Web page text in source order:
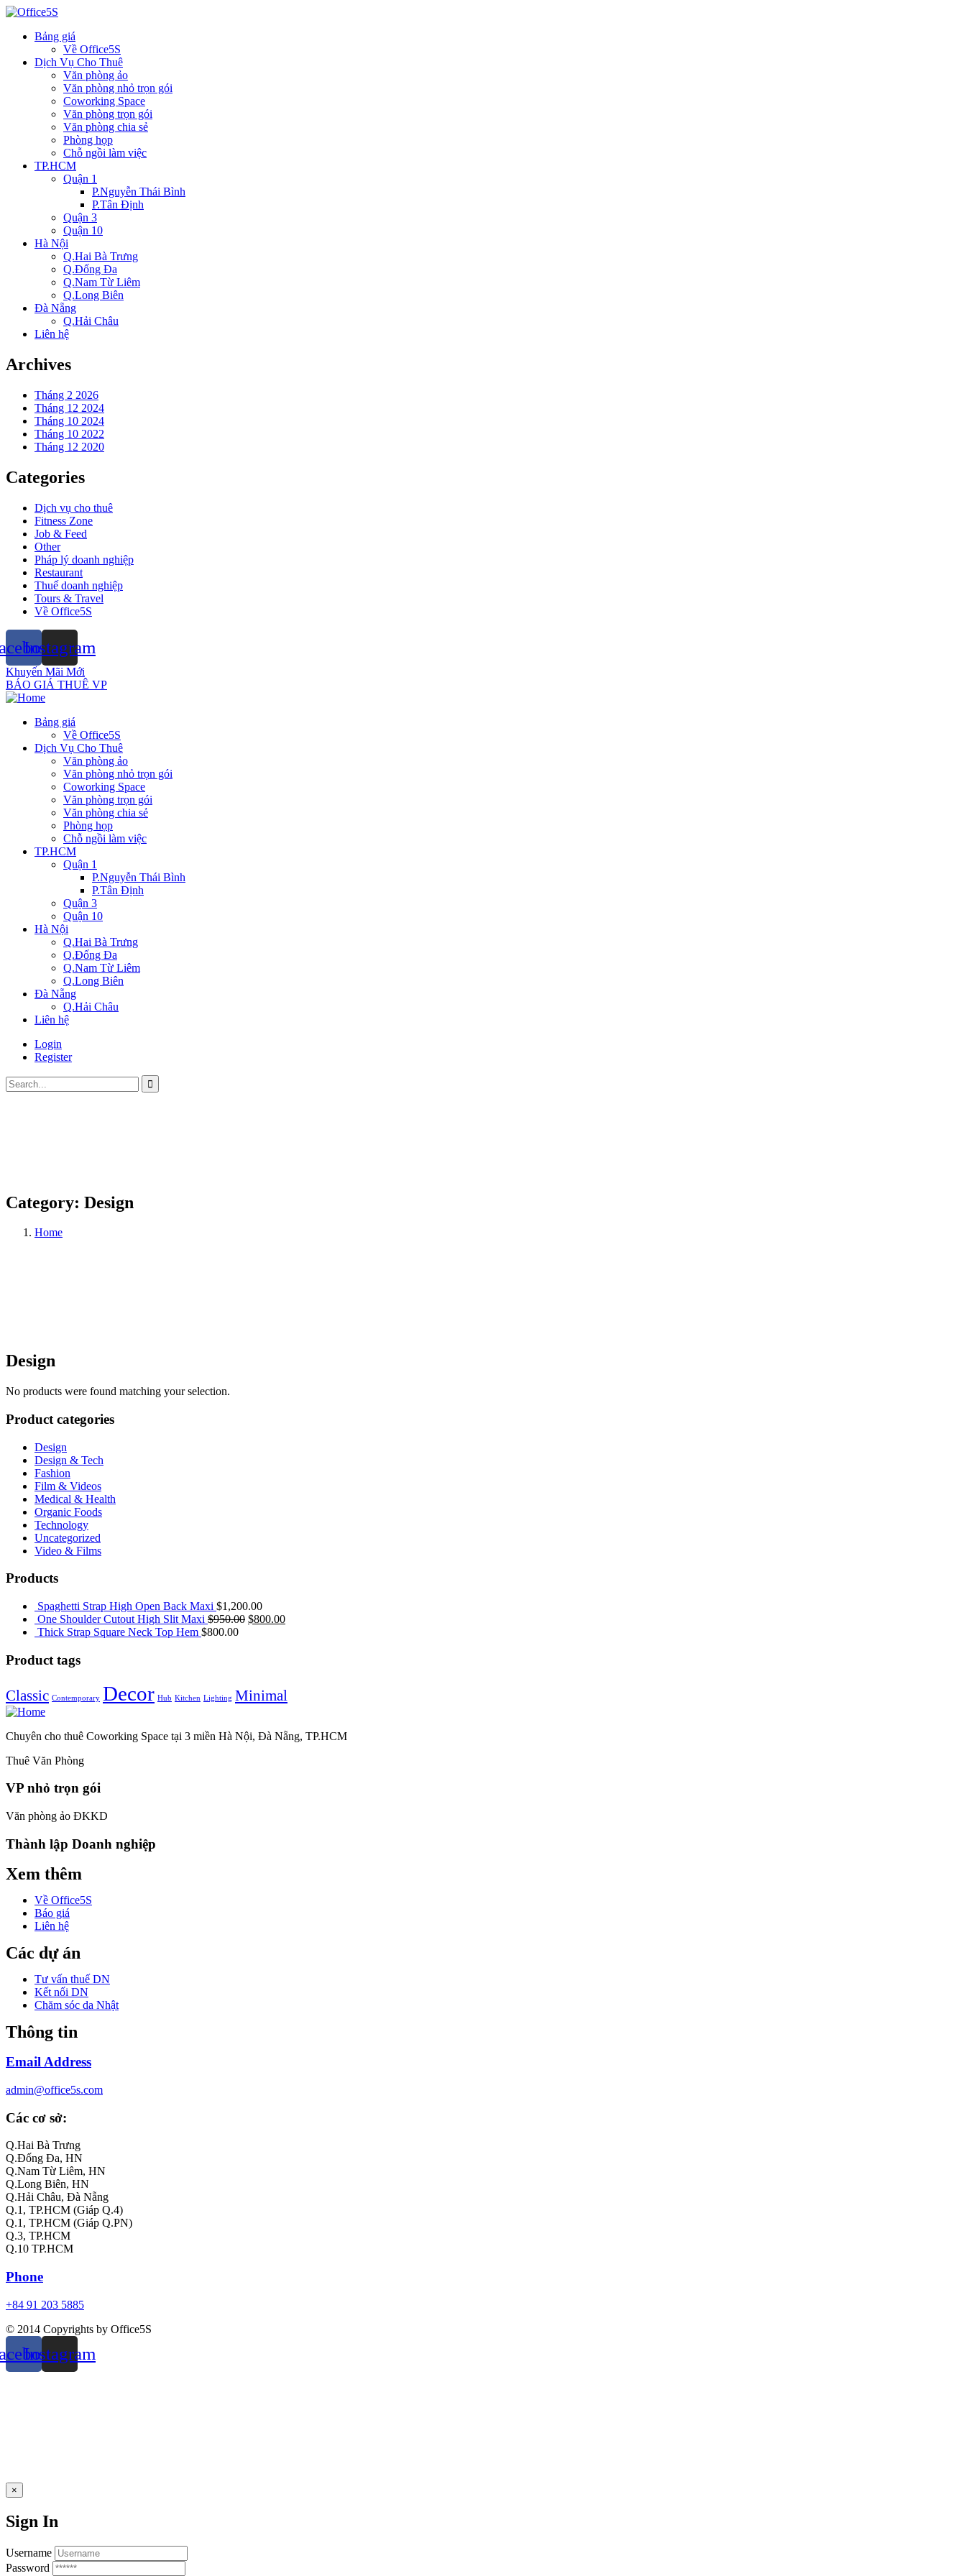
Bảng giá
Về Office5S
Dịch Vụ Cho Thuê
Văn phòng ảo
Văn phòng nhỏ trọn gói
Coworking Space
Văn phòng trọn gói
Văn phòng chia sẻ
Phòng họp
Chỗ ngồi làm việc
TP.HCM
Quận 1
P.Nguyễn Thái Bình
P.Tân Định
Quận 3
Quận 10
Hà Nội
Q.Hai Bà Trưng
Q.Đống Đa
Q.Nam Từ Liêm
Q.Long Biên
Đà Nẵng
Q.Hải Châu
Liên hệ
Archives
Tháng 2 2026
Tháng 12 2024
Tháng 10 2024
Tháng 10 2022
Tháng 12 2020
Categories
Dịch vụ cho thuê
Fitness Zone
Job & Feed
Other
Pháp lý doanh nghiệp
Restaurant
Thuế doanh nghiệp
Tours & Travel
Về Office5S
Instagram
Khuyến Mãi Mới
BÁO GIÁ THUÊ VP
Bảng giá
Về Office5S
Dịch Vụ Cho Thuê
Văn phòng ảo
Văn phòng nhỏ trọn gói
Coworking Space
Văn phòng trọn gói
Văn phòng chia sẻ
Phòng họp
Chỗ ngồi làm việc
TP.HCM
Quận 1
P.Nguyễn Thái Bình
P.Tân Định
Quận 3
Quận 10
Hà Nội
Q.Hai Bà Trưng
Q.Đống Đa
Q.Nam Từ Liêm
Q.Long Biên
Đà Nẵng
Q.Hải Châu
Liên hệ
Login
Register
Category: Design
Home
Design
No products were found matching your selection.
Product categories
Design
Design & Tech
Fashion
Film & Videos
Medical & Health
Organic Foods
Technology
Uncategorized
Video & Films
Products
Spaghetti Strap High Open Back Maxi $1,200.00
One Shoulder Cutout High Slit Maxi $950.00 $800.00
Thick Strap Square Neck Top Hem $800.00
Product tags
Classic Contemporary Decor Hub Kitchen Lighting Minimal
Chuyên cho thuê Coworking Space tại 3 miền Hà Nội, Đà Nẵng, TP.HCM
Thuê Văn Phòng
VP nhỏ trọn gói
Văn phòng ảo ĐKKD
Thành lập Doanh nghiệp
Xem thêm
Về Office5S
Báo giá
Liên hệ
Các dự án
Tư vấn thuế DN
Kết nối DN
Chăm sóc da Nhật
Thông tin
Email Address
admin@office5s.com
Các cơ sở:
Q.Hai Bà Trưng
Q.Đống Đa, HN
Q.Nam Từ Liêm, HN
Q.Long Biên, HN
Q.Hải Châu, Đà Nẵng
Q.1, TP.HCM (Giáp Q.4)
Q.1, TP.HCM (Giáp Q.PN)
Q.3, TP.HCM
Q.10 TP.HCM
Phone
+84 91 203 5885
© 2014 Copyrights by Office5S
Instagram
×
Sign In
Username
Password